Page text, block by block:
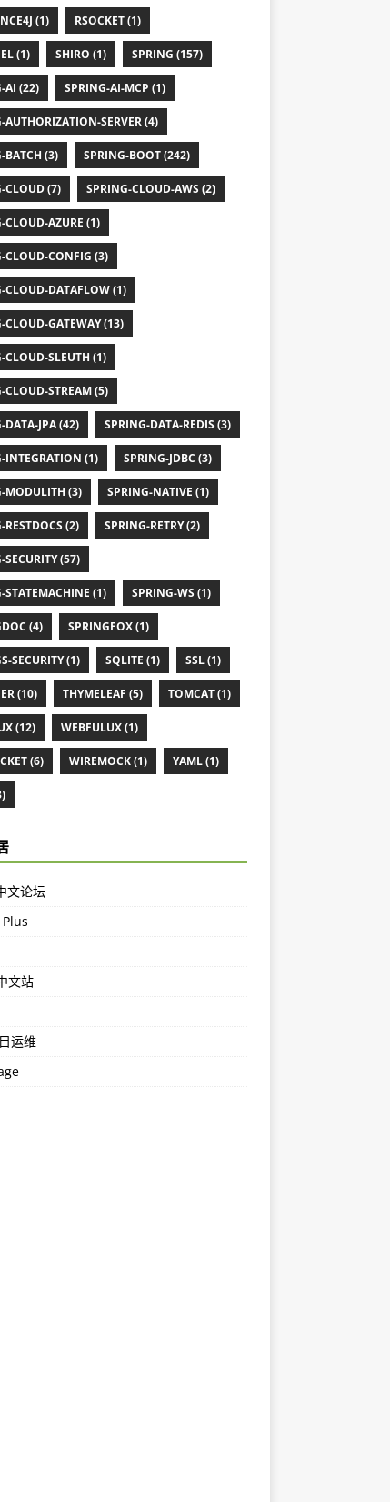
from
(1) RSOCKET (1)
(1) SHIRO (1) SPRING (157)
AI (22) SPRING-AI-MCP (1)
AUTHORIZATION-SERVER (4)
BATCH (3) SPRING-BOOT (242)
CLOUD (7) SPRING-CLOUD-AWS (2)
CLOUD-AZURE (1)
CLOUD-CONFIG (3)
CLOUD-DATAFLOW (1)
CLOUD-GATEWAY (13)
CLOUD-SLEUTH (1)
CLOUD-STREAM (5)
DATA-JPA (42) SPRING-DATA-REDIS (3)
INTEGRATION (1) SPRING-JDBC (3)
MODULITH (3) SPRING-NATIVE (1)
RESTDOCS (2) SPRING-RETRY (2)
SECURITY (57)
STATEMACHINE (1) SPRING-WS (1)
(4) SPRINGFOX (1)
SECURITY (1) SQLITE (1) SSL (1)
(10) THYMELEAF (5) TOMCAT (1)
(12) WEBFULUX (1)
(6) WIREMOCK (1) YAML (1)
文论坛
文站
运维